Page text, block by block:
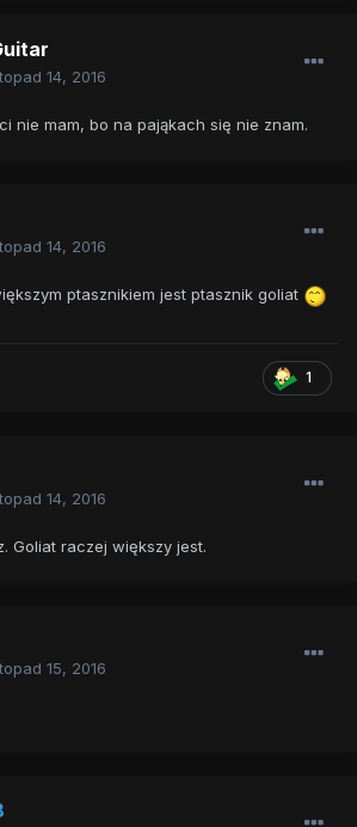
14, 2016
nie mam, bo na pająkach się nie znam.
14, 2016
ptasznikiem jest ptasznik goliat
1
14, 2016
Goliat raczej większy jest.
15, 2016